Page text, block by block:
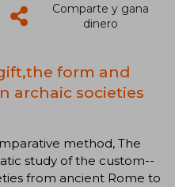
Comparte y gana
dinero
form and
archaic societies
method, The
study of the custom--
from ancient Rome to